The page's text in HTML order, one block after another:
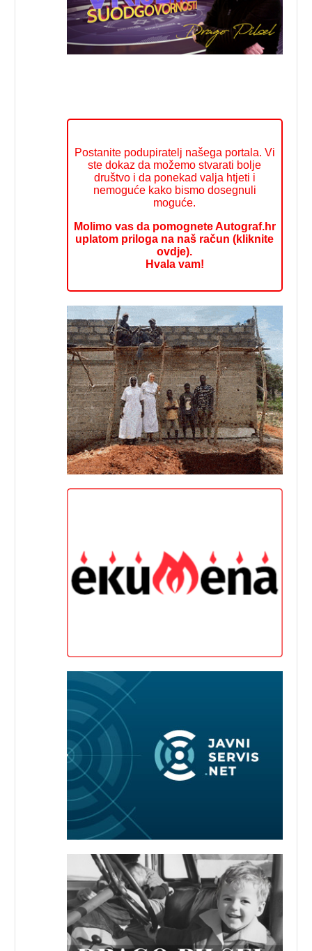
Postanite podupiratelj našega portala. Vi
ste dokaz da možemo stvarati bolje
društvo i da ponekad valja htjeti i
nemoguće kako bismo dosegnuli
moguće.
Molimo vas da pomognete Autograf.hr
uplatom priloga na naš račun (kliknite
ovdje).
Hvala vam!